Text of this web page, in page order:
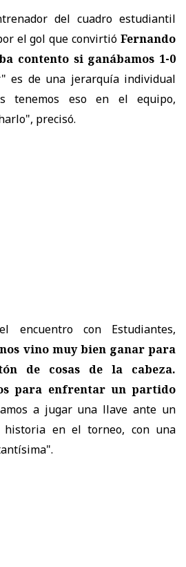
del cuadro estudiantil
el gol que convirtió Fernando
contento si ganábamos 1-0
es de una jerarquía individual
tenemos eso en el equipo,
precisó.
encuentro con Estudiantes,
vino muy bien ganar para
de cosas de la cabeza.
para enfrentar un partido
a jugar una llave ante un
historia en el torneo, con una